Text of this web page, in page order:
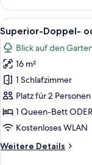
Doppel-
oder
-
Zweibettzimmer,
Schlafzimmer,
Seeblick
Alle
Fotos
für
Superior-
Doppel-
oder
-
Zweibettzimmer,
Schlafzimmer
3
Superior-Doppel-
Blick auf den
16 m²
1 Schlafzimmer
Platz für 2 Personen
1 Queen-Bett
Kostenloses WLAN
Weitere Details
Weitere